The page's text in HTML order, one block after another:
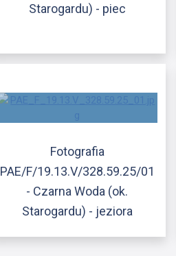
Starogardu) - piec
Fotografia
PAE/F/19.13.V/328.59.25/01
- Czarna Woda (ok.
Starogardu) - jeziora